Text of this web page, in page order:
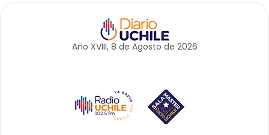
Año XVIII, 8 de Agosto de 2026